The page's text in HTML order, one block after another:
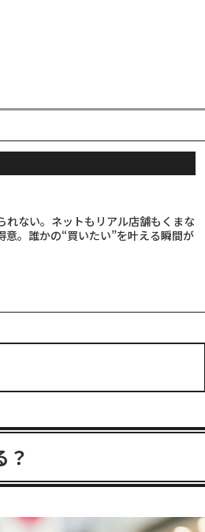
れない。ネットもリアル店舗もくまな
。誰かの“買いたい”を叶える瞬間が
？